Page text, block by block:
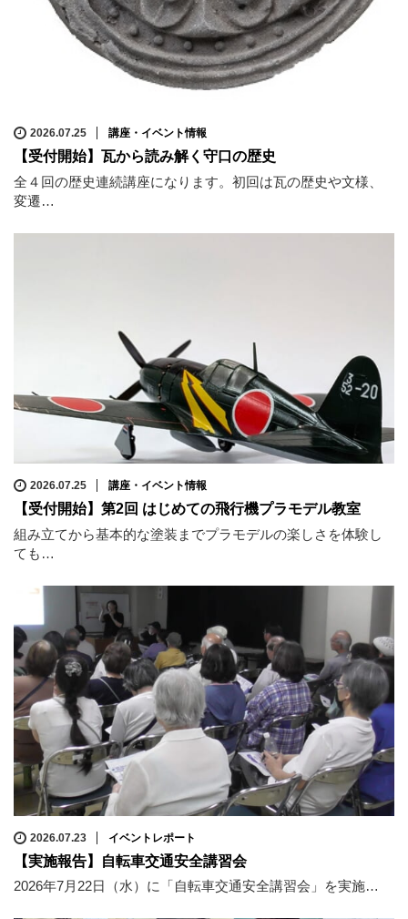
2026.07.25 講座・イベント情報
【受付開始】瓦から読み解く守口の歴史
全４回の歴史連続講座になります。初回は瓦の歴史や文様、
変遷…
2026.07.25 講座・イベント情報
【受付開始】第2回 はじめての飛行機プラモデル教室
組み立てから基本的な塗装までプラモデルの楽しさを体験し
ても…
2026.07.23 イベントレポート
【実施報告】自転車交通安全講習会
2026年7月22日（水）に「自転車交通安全講習会」を実施…